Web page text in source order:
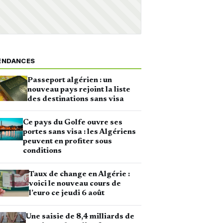
Passeport algérien : un
nouveau pays rejoint la liste
des destinations sans visa
Ce pays du Golfe ouvre ses
portes sans visa : les Algériens
peuvent en profiter sous
conditions
Taux de change en Algérie :
voici le nouveau cours de
l’euro ce jeudi 6 août
Une saisie de 8,4 milliards de